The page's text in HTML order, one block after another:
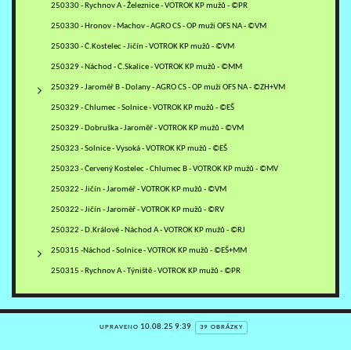
250330 - Rychnov A - Železnice - VOTROK KP mužů - ©PR
250330 - Hronov - Machov - AGRO CS - OP muži OFS NA - ©VM
250330 - Č.Kostelec - Jičín - VOTROK KP mužů - ©VM
250329 - Náchod - Č.Skalice - VOTROK KP mužů - ©MM
250329 - Jaroměř B - Dolany - AGRO CS - OP muži OFS NA - ©ZH+VM
250329 - Chlumec - Solnice - VOTROK KP mužů - ©EŠ
250329 - Dobruška - Jaroměř - VOTROK KP mužů - ©VM
250323 - Solnice - Vysoká - VOTROK KP mužů - ©EŠ
250323 - Červený Kostelec - Chlumec B - VOTROK KP mužů - ©MV
250322 - Jičín - Jaroměř - VOTROK KP mužů - ©VM
250322 - Jičín - Jaroměř - VOTROK KP mužů - ©RV
250322 - D.Králové - Náchod A - VOTROK KP mužů - ©RJ
250315 -Náchod - Solnice - VOTROK KP mužů - ©EŠ+MM
250315 - Rychnov A - Týniště - VOTROK KP mužů - ©PR
UPRAVENO 10.08.25 9:39 39 OBRÁZKY